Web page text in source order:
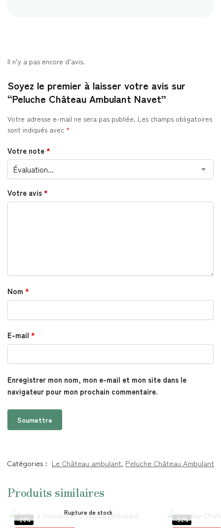
Il n’y a pas encore d’avis.
Soyez le premier à laisser votre avis sur
“Peluche Château Ambulant Navet”
Votre adresse e-mail ne sera pas publiée. Les champs obligatoires
sont indiqués avec *
Votre note*
Votre avis*
Nom *
E-mail *
Enregistrer mon nom, mon e-mail et mon site dans le
navigateur pour mon prochain commentaire.
Catégories : Le Château ambulant, Peluche Château Ambulant
Produits similaires
-20%
Rupture de stock
-32%